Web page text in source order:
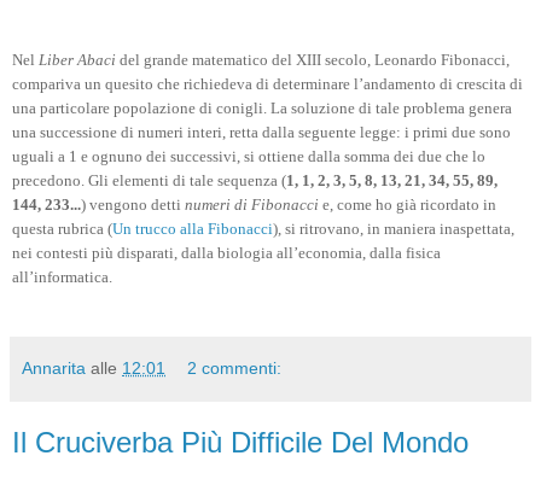
Nel Liber Abaci del grande matematico del XIII secolo, Leonardo Fibonacci,
compariva un quesito che richiedeva di determinare l’andamento di crescita di
una particolare popolazione di conigli. La soluzione di tale problema genera
una successione di numeri interi, retta dalla seguente legge: i primi due sono
uguali a 1 e ognuno dei successivi, si ottiene dalla somma dei due che lo
precedono. Gli elementi di tale sequenza (1, 1, 2, 3, 5, 8, 13, 21, 34, 55, 89,
144, 233...) vengono detti numeri di Fibonacci e, come ho già ricordato in
questa rubrica (Un trucco alla Fibonacci), si ritrovano, in maniera inaspettata,
nei contesti più disparati, dalla biologia all’economia, dalla fisica
all’informatica.
Annarita alle 12:01 2 commenti:
Il Cruciverba Più Difficile Del Mondo